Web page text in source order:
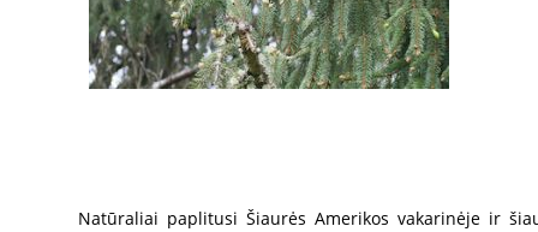
Natūraliai paplitusi Šiaurės Amerikos vakarinėje ir